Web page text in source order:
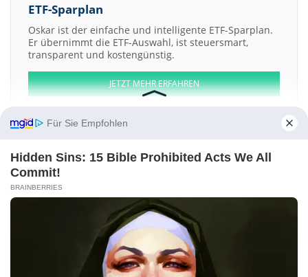
ETF-Sparplan
Oskar ist der einfache und intelligente ETF-Sparplan.
Er übernimmt die ETF-Auswahl, ist steuersmart,
transparent und kostengünstig.
JETZT MEHR ERFAHREN
Aktien ATX DAX EuroStoxx 50 Dow Jones NASDAQ 100 Nikkei 225
Weitere Aktien:
Redfish Longterm Capital Hermana GRI Bio
Materials Shanghai Bloom Technolog a
- Impressum Werbung-Barrierefreiheit
Datenschutz-Disclaimer -AGB-Privatsphäre-Einstellungen
Für Sie Empfohlen
Hidden Sins: 15 Bible Prohibited Acts We All
Commit!
BRAINBERRIES